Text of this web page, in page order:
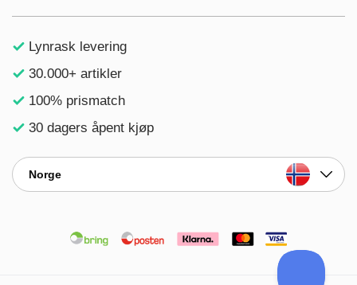
Lynrask levering
30.000+ artikler
100% prismatch
30 dagers åpent kjøp
Norge